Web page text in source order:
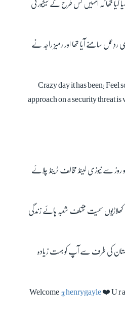
گیا تھا کہ انہیں کس طرح کے سیکیورٹی
سامنے آیا تھا اور رمیز راجہ نے
Crazy day it has been! Feel
approach on a security threat
روز سے نیوزی لینڈ مخالف ٹرینڈ چلائے
سمیت مختلف شعبہ ہائے زندگی
کی طرف سے آپ کو بہت زیادہ
Welcome @henrygayle ❤️ U r a